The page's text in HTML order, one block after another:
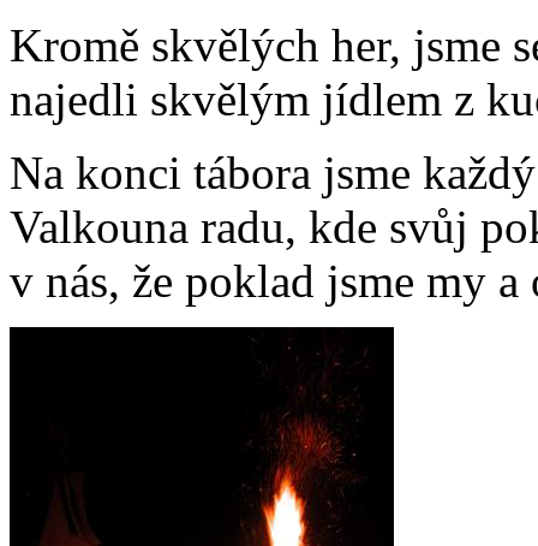
Kromě skvělých her, jsme
najedli skvělým jídlem z
Na konci tábora jsme
Valkouna radu, kde svůj
v nás, že poklad jsme my